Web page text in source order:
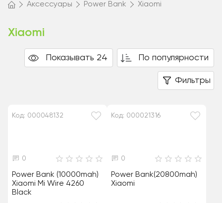
Аксессуары Power Bank Xiaomi
Xiaomi
Показывать 24 По популярности
Фильтры
Код: 000048132
0
Power Bank (10000mah)
Xiaomi Mi Wire 4260
Black
Код: 000021316
0
Power Bank(20800mah)
Xiaomi